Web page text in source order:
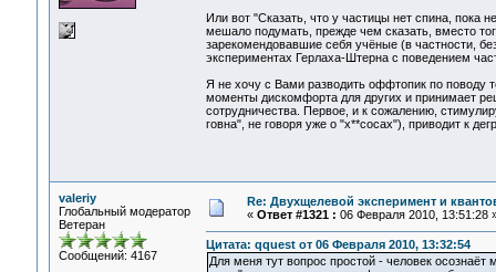
Или вот "Сказать, что у частицы нет спина, пока
мешало подумать, прежде чем сказать, вместо
зарекомендовавшие себя учёные (в частности,
экспериментах Герлаха-Штерна с поведением
Я не хочу с Вами разводить оффтопик по поводу
моменты дискомфорта для других и принимает
сотрудничества. Первое, и к сожалению,
говна", не говоря уже о "х**сосах"), приводит к
valeriy
Глобальный модератор
Ветеран
Сообщений: 4167
Re: Двухщелевой эксперимент и
« Ответ #1321 : 06 Февраля 2010, 13:51:28
Цитата: qquest от 06 Февраля 2010, 13:32:54
Для меня тут вопрос простой - человек